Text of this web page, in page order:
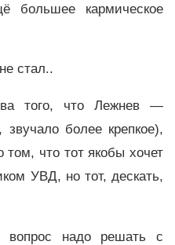
большее кармическое
стал..
того, что Лежнев —
более крепкое),
том, что тот якобы хочет
УВД, но тот, дескать,
надо решать с